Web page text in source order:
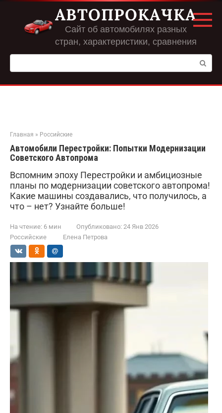
Перейти
контенту
АВТОПРОКАЧКА
Сайт об автомобилях разных
стран, характеристики, сравнения
Поиск:
Главная » Российские
Автомобили Перестройки: Попытки Модернизации
Советского Автопрома
Вспомним эпоху Перестройки и амбициозные
планы по модернизации советского автопрома!
Какие машины создавались, что получилось, а
что – нет? Узнайте больше!
На чтение: 6 мин Опубликовано: 24 Янв 2026
Российские
Елена Петрова